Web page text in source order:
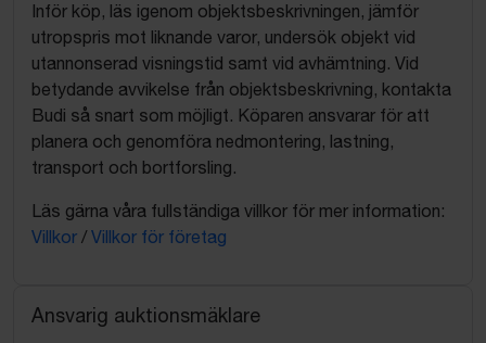
Inför köp, läs igenom objektsbeskrivningen, jämför
utropspris mot liknande varor, undersök objekt vid
utannonserad visningstid samt vid avhämtning. Vid
betydande avvikelse från objektsbeskrivning, kontakta
Budi så snart som möjligt. Köparen ansvarar för att
planera och genomföra nedmontering, lastning,
transport och bortforsling.
Läs gärna våra fullständiga villkor för mer information:
Villkor / Villkor för företag
Ansvarig auktionsmäklare